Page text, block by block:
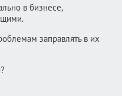
в бизнесе,
заправлять в их